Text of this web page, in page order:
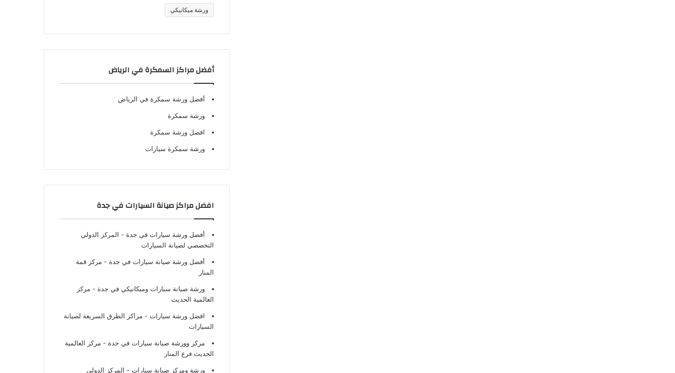
ورشة ميكانيكي
أفضل مراكز السمكرة في الرياض
أفضل ورشة سمكرة في الرياض
ورشة سمكرة
افضل ورشة سمكرة
ورشة سمكرة سيارات
افضل مراكز صيانة السيارات في جدة
أفضل ورشة سيارات في جدة - المركز الدولي
التخصصي لصيانة السيارات
أفضل ورشة صيانة سيارات في جدة - مركز قمة
المنار
ورشة صيانة سيارات وميكانيكي في جدة - مركز
العالمية الحديث
افضل ورشة سيارات - مراكز الطرق السريعة لصيانة
السيارات
مركز وورشة صيانة سيارات في جدة - مركز العالمية
الحديث فرع المنار
ورشة ومركز صيانة سيارات - المركز الدولي